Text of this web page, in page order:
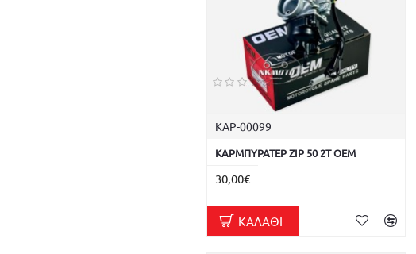
ΚΑΡ-00099
ΚΑΡΜΠΥΡΑΤΕΡ ZIP 50 2T OEM
30,00€
ΚΑΛΆΘΙ